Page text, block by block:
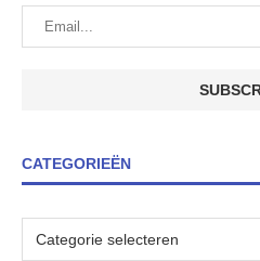
CATEGORIEËN